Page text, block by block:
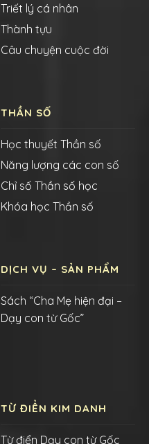
Triết lý cá nhân
Thành tựu
Câu chuyện cuộc đời
THẦN SỐ
Học thuyết Thần số
Năng lượng các con số
Chỉ số Thần số học
Khóa học Thần số
DỊCH VỤ – SẢN PHẨM
Sách “Cha Mẹ hiện đại –
Dạy con từ Gốc”
TỪ ĐIỂN KIM DANH
Từ điển Dạy con từ Gốc